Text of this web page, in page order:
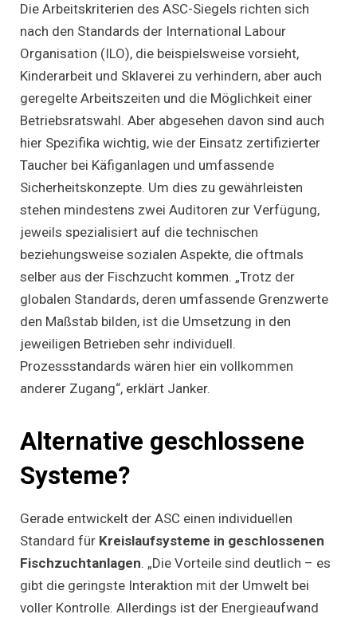
Die Arbeitskriterien des ASC-Siegels richten sich
nach den Standards der International Labour
Organisation (ILO), die beispielsweise vorsieht,
Kinderarbeit und Sklaverei zu verhindern, aber auch
geregelte Arbeitszeiten und die Möglichkeit einer
Betriebsratswahl. Aber abgesehen davon sind auch
hier Spezifika wichtig, wie der Einsatz zertifizierter
Taucher bei Käfiganlagen und umfassende
Sicherheitskonzepte. Um dies zu gewährleisten
stehen mindestens zwei Auditoren zur Verfügung,
jeweils spezialisiert auf die technischen
beziehungsweise sozialen Aspekte, die oftmals
selber aus der Fischzucht kommen. „Trotz der
globalen Standards, deren umfassende Grenzwerte
den Maßstab bilden, ist die Umsetzung in den
jeweiligen Betrieben sehr individuell.
Prozessstandards wären hier ein vollkommen
anderer Zugang“, erklärt Janker.
Alternative geschlossene
Systeme?
Gerade entwickelt der ASC einen individuellen
Standard für Kreislaufsysteme in geschlossenen
Fischzuchtanlagen. „Die Vorteile sind deutlich – es
gibt die geringste Interaktion mit der Umwelt bei
voller Kontrolle. Allerdings ist der Energieaufwand